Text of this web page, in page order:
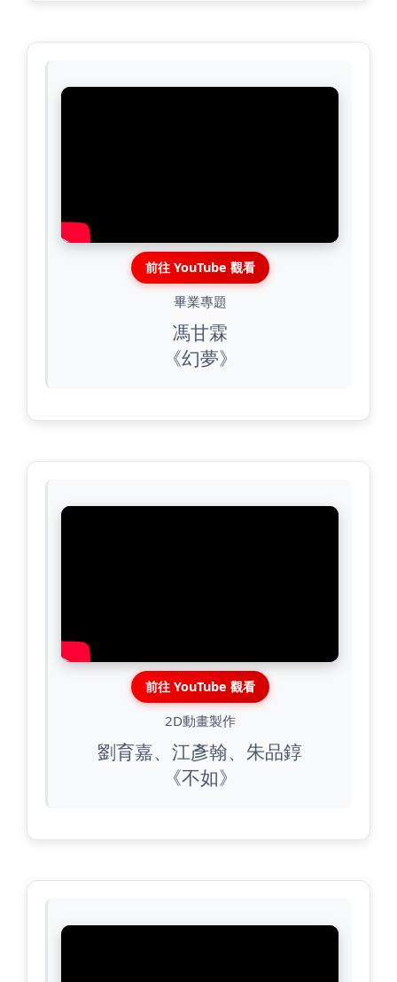
前往 YouTube 觀看
畢業專題
馮甘霖
《幻夢》
前往 YouTube 觀看
2D動畫製作
劉育嘉、江彥翰、朱品錞
《不如》